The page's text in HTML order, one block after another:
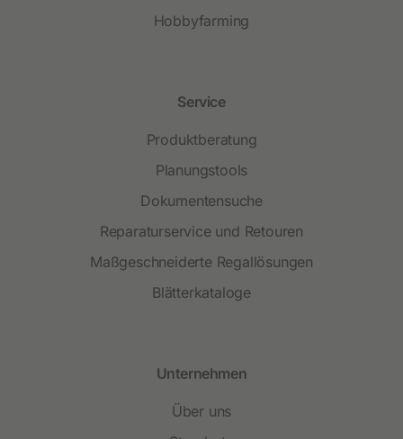
Hobbyfarming
Service
Produktberatung
Planungstools
Dokumentensuche
Reparaturservice und Retouren
Maßgeschneiderte Regallösungen
Blätterkataloge
Unternehmen
Über uns